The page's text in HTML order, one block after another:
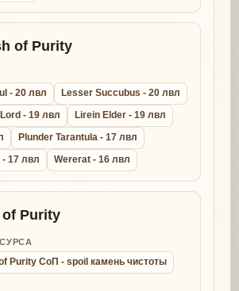
of Purity
- 20 лвл
Lesser Succubus - 20 лвл
- 19 лвл
Lirein Elder - 19 лвл
Plunder Tarantula - 17 лвл
17 лвл
Wererat - 16 лвл
of Purity
Purity СоП - spoil камень чистоты